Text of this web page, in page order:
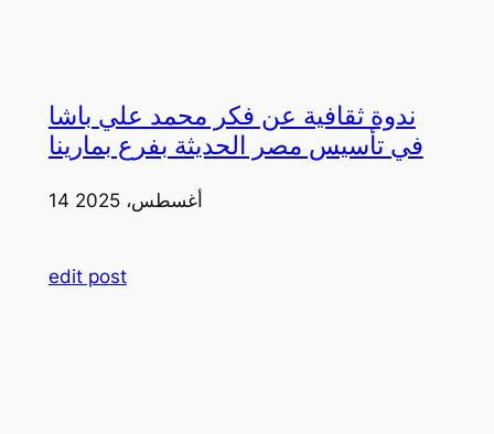
ندوة ثقافية عن فكر محمد علي باشا
في تأسيس مصر الحديثة بفرع بمارينا
14 أغسطس، 2025
edit post